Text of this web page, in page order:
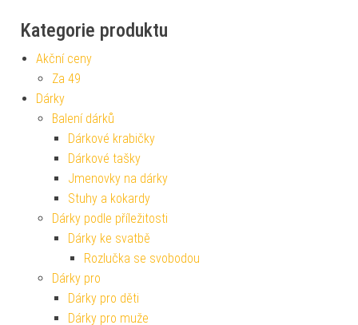
Kategorie produktu
Akční ceny
Za 49
Dárky
Balení dárků
Dárkové krabičky
Dárkové tašky
Jmenovky na dárky
Stuhy a kokardy
Dárky podle příležitosti
Dárky ke svatbě
Rozlučka se svobodou
Dárky pro
Dárky pro děti
Dárky pro muže